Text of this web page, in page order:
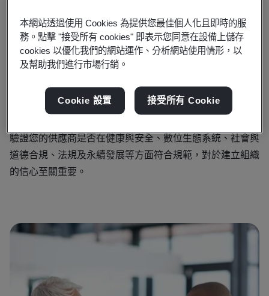
值得信賴的合作夥伴，協助您執行供應
商稽核方案。
品牌信譽時，供應商稽核能向顧客和利害關係人展現您對道
德和永續發展實踐的承諾，同時確保營運的持續性。
驗證您的供應商是否在健康與安全、數位生態系統、社會與
道德合規、法規及永續發展等方面符合規範，對於建立組織
的信心至關重要。
本網站透過使用 Cookies 為提供您最佳個人化且即時的服
務。點擊 "接受所有 cookies" 即表示您同意在設備上儲存
cookies 以優化我們的網站運作、分析網站使用情形，以
及幫助我們進行市場行銷。
Cookie 設置 接受所有 Cookie